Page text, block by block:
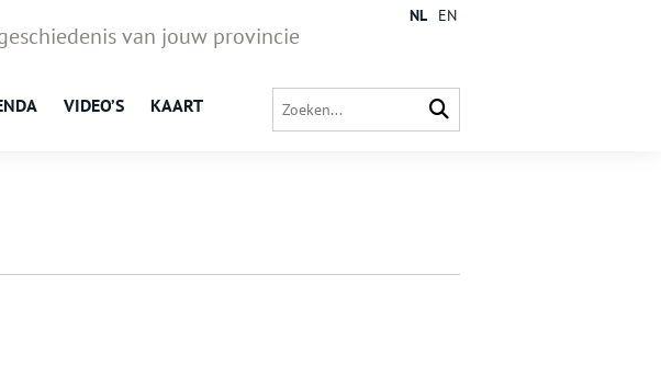
van jouw provincie
VIDEO’S KAART
NL EN